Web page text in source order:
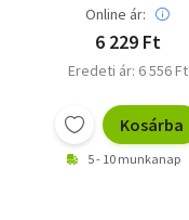
Online ár:
6 229 Ft
Eredeti ár: 6 556 Ft
Kosárba
5 - 10 munkanap